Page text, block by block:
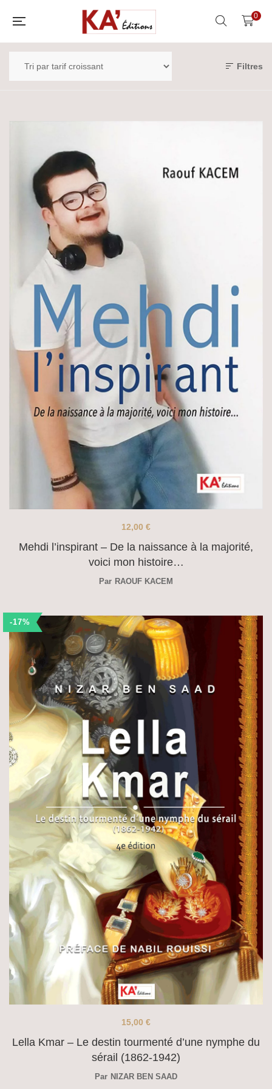
0
Filtres
Mehdi l’inspirant – De la naissance à la majorité,
voici mon histoire…
12,00 €
Par RAOUF KACEM
-17%
Lella Kmar – Le destin tourmenté d’une nymphe du
sérail (1862-1942)
15,00 €
Par NIZAR BEN SAAD